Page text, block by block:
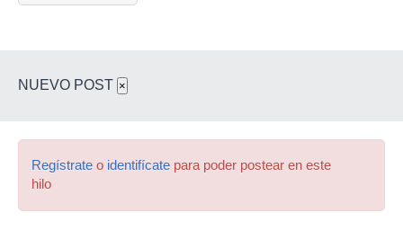
NUEVO POST ×
Regístrate o identifícate para poder postear en este
hilo